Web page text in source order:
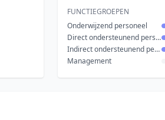
FUNCTIEGROEPEN
Onderwijzend personeel
Direct ondersteunend personeel
Indirect ondersteunend personeel
Management